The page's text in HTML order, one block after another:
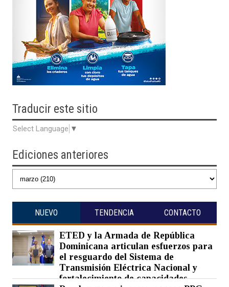
Traducir este sitio
Select Language ▼
Ediciones anteriores
NUEVO TENDENCIA CONTACTO
ETED y la Armada de República
Dominicana articulan esfuerzos para
el resguardo del Sistema de
Transmisión Eléctrica Nacional y
fortalecimiento de capacidades.